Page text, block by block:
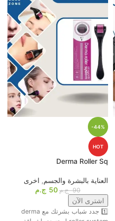
-44%
HOT
Derma Roller Sq
العناية بالبشرة والجسم, اخرى
90 ج.م 50 ج.م
اشترى الآن
1️⃣ جدد شباب بشرتك مع derma